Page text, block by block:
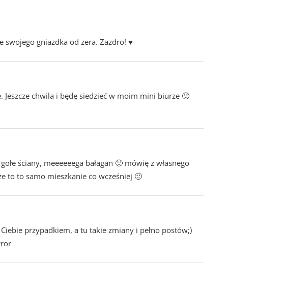
gniazdka od zera. Zazdro! ♥
chwila i będę siedzieć w moim mini biurze 🙂
ściany, meeeeeega bałagan 🙂 mówię z własnego
to to samo mieszkanie co wcześniej 🙂
przypadkiem, a tu takie zmiany i pełno postów;)